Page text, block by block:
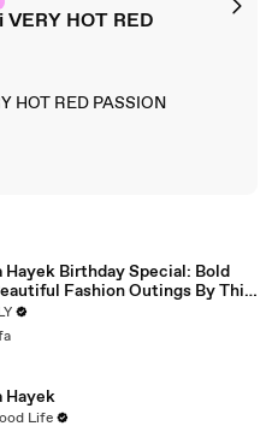
HOT RED
HOT RED PASSION
Hayek Birthday Special: Bold
Fashion Outings By This
Beauty
Hayek
Life